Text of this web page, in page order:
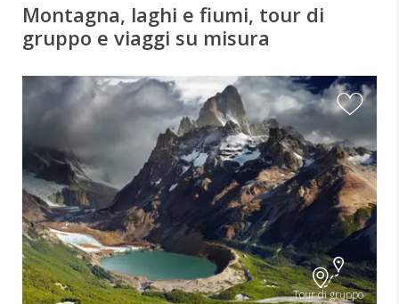
Montagna, laghi e fiumi, tour di
gruppo e viaggi su misura
Tour di gruppo